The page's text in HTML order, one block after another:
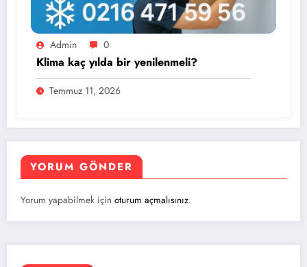
Admin 0
Klima kaç yılda bir yenilenmeli?
Temmuz 11, 2026
YORUM GÖNDER
Yorum yapabilmek için oturum açmalısınız.